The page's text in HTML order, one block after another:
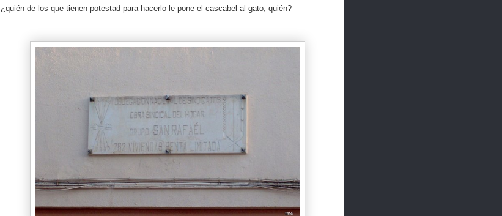
¿quién de los que tienen potestad para hacerlo le pone el cascabel al gato, quién?